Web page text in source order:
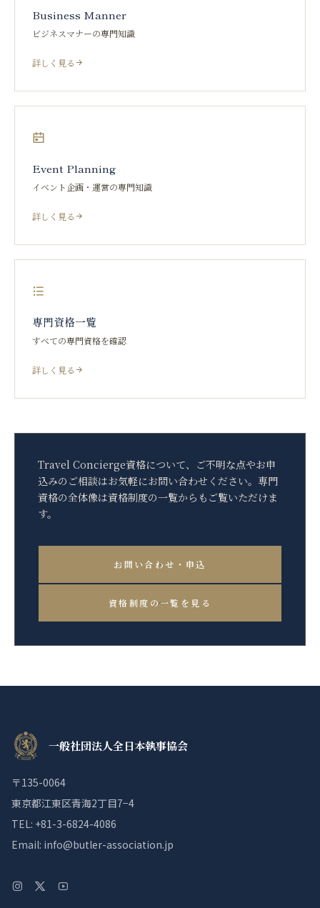
Business Manner
ビジネスマナーの専門知識
詳しく見る
Event Planning
イベント企画・運営の専門知識
詳しく見る
専門資格一覧
すべての専門資格を確認
詳しく見る
Travel Concierge資格について、ご不明な点やお申
込みのご相談はお気軽にお問い合わせください。専門
資格の全体像は資格制度の一覧からもご覧いただけま
す。
お問い合わせ・申込
資格制度の一覧を見る
一般社団法人全日本執事協会
〒135-0064
東京都江東区青海2丁目7−4
TEL: +81-3-6824-4086
Email: info@butler-association.jp